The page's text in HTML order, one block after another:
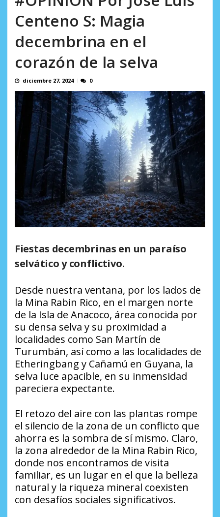
Centeno S: Magia
decembrina en el
corazón de la selva
diciembre 27, 2024 0
Fiestas decembrinas en un paraíso
selvático y conflictivo.
Desde nuestra ventana, por los lados de
la Mina Rabin Rico, en el margen norte
de la Isla de Anacoco, área conocida por
su densa selva y su proximidad a
localidades como San Martín de
Turumbán, así como a las localidades de
Etheringbang y Cañamú en Guyana, la
selva luce apacible, en su inmensidad
pareciera expectante.
El retozo del aire con las plantas rompe
el silencio de la zona de un conflicto que
ahorra es la sombra de sí mismo. Claro,
la zona alrededor de la Mina Rabin Rico,
donde nos encontramos de visita
familiar, es un lugar en el que la belleza
natural y la riqueza mineral coexisten
con desafíos sociales significativos.